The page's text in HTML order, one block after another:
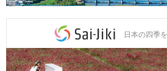
日本の四季